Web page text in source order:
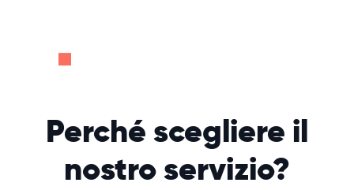
Perchéscegliere il
nostro servizio?